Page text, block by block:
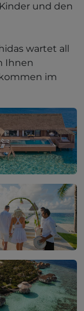
und den
wartet all
Ihnen
im